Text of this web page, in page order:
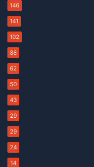
146
141
102
88
62
50
43
29
29
24
14